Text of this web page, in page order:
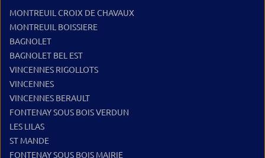
MONTREUIL CROIX DE CHAVAUX
MONTREUIL BOISSIERE
BAGNOLET
BAGNOLET BEL EST
VINCENNES RIGOLLOTS
VINCENNES
VINCENNES BERAULT
FONTENAY SOUS BOIS VERDUN
LES LILAS
ST MANDE
FONTENAY SOUS BOIS MAIRIE